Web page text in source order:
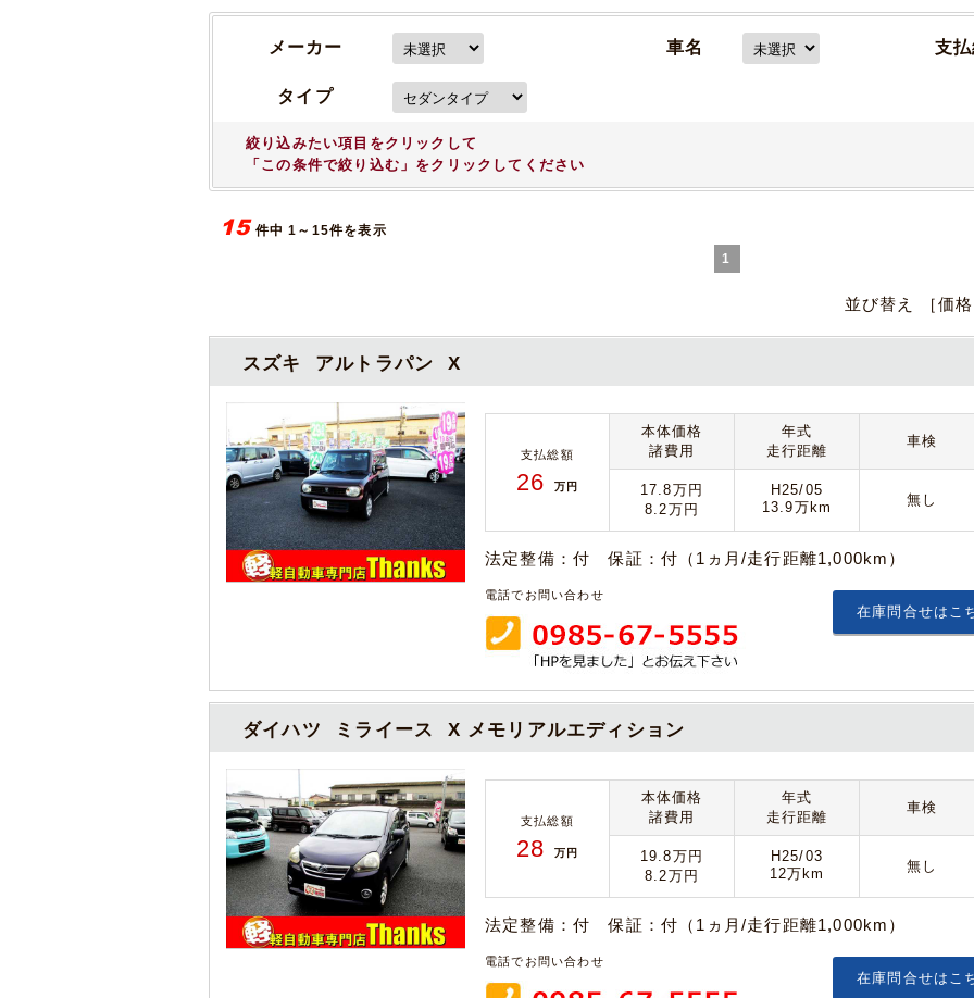
メーカー 車名 支
タイプ
絞り込みたい項目をクリックして
「この条件で絞り込む」をクリックしてください
15 件中 1～15件を表示
1
並び替え ［価
スズキ アルトラパン X
支払総額
26 万円
本体価格
諸費用
年式
走行距離
車検
17.8万円
8.2万円
H25/05
13.9万km
無し
法定整備：付 保証：付（1ヵ月/走行距離1,000km）
在庫問合せはこ
電話でお問い合わせ
ダイハツ ミライース X メモリアルエディション
支払総額
28 万円
本体価格
諸費用
年式
走行距離
車検
19.8万円
8.2万円
H25/03
12万km
無し
法定整備：付 保証：付（1ヵ月/走行距離1,000km）
在庫問合せはこ
電話でお問い合わせ